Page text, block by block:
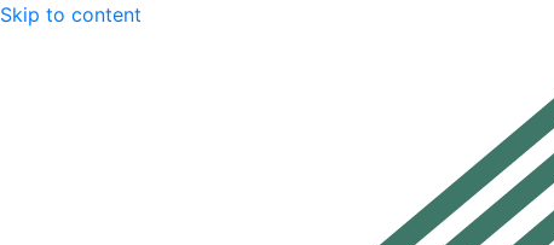
Skip to content